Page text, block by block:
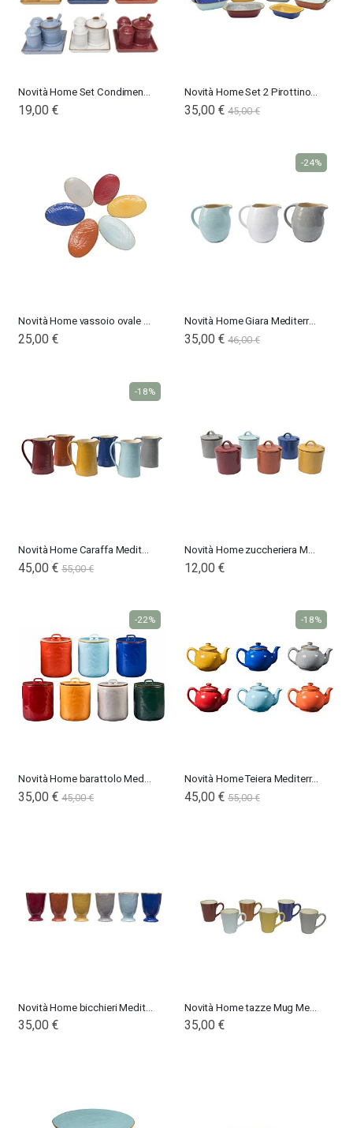
Novità Home Set Condimento Mediterraneo
19,00 €
Novità Home Set 2 Pirottino Mediterraneo
35,00 € 45,00 €
Novità Home vassoio ovale Mediterraneo
25,00 €
Novità Home Giara Mediterraneo
35,00 € 46,00 €
-24%
Novità Home Caraffa Mediterraneo
45,00 € 55,00 €
-18%
Novità Home zuccheriera Mediterraneo
12,00 €
Novità Home barattolo Mediterraneo
35,00 € 45,00 €
-22%
Novità Home Teiera Mediterraneo in Ceramica
45,00 € 55,00 €
-18%
Novità Home bicchieri Mediterraneo
35,00 €
Novità Home tazze Mug Mediterraneo
35,00 €